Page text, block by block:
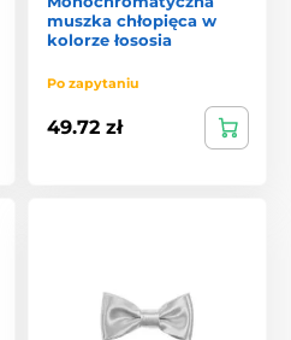
muszka chłopięca w
kolorze łososia
Po zapytaniu
49.72 zł